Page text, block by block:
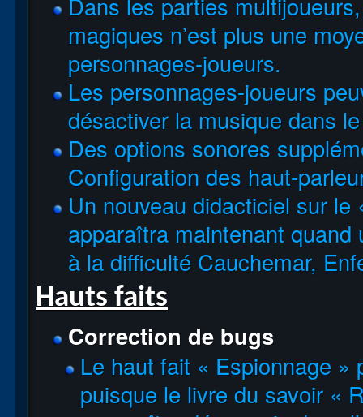
magiques n’est plus une
personnages-joueurs.
Les personnages-joueurs
désactiver la musique dans
Des options sonores
Configuration des haut-
Un nouveau didacticiel sur
apparaîtra maintenant
à la difficulté Cauchemar,
Hauts faits
Correction de bugs
Le haut fait « Espionnage
puisque le livre du savoir «